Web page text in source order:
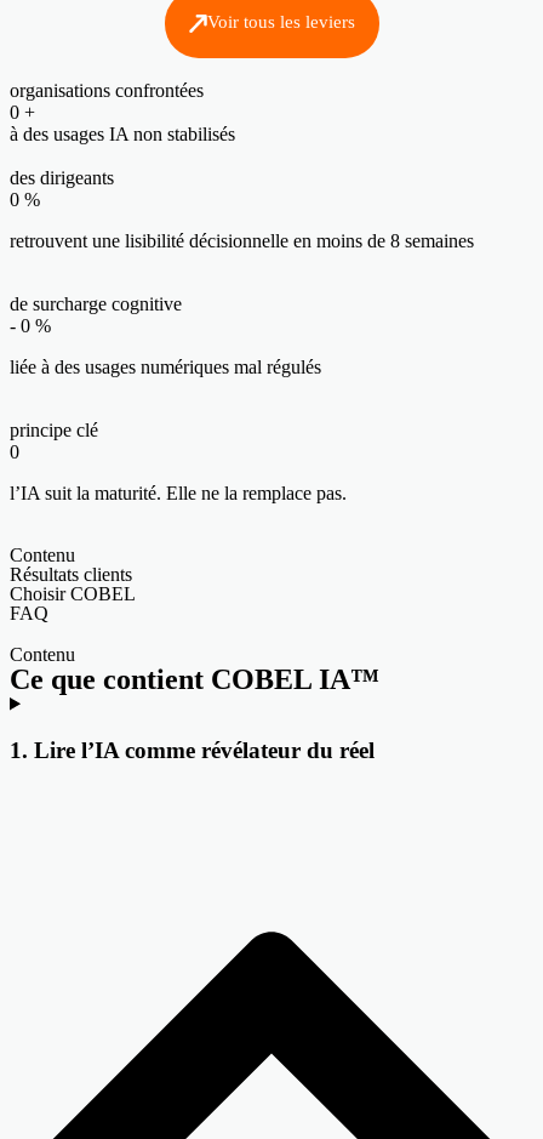
Voir tous les leviers
organisations confrontées
0 +
à des usages IA non stabilisés
des dirigeants
0 %
retrouvent une lisibilité décisionnelle en moins de 8 semaines
de surcharge cognitive
- 0 %
liée à des usages numériques mal régulés
principe clé
0
l’IA suit la maturité. Elle ne la remplace pas.
Contenu
Résultats clients
Choisir COBEL
FAQ
Contenu
Ce que contient COBEL IA™
1. Lire l’IA comme révélateur du réel